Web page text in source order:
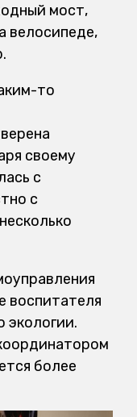
мост,
велосипеде,
то
своему
с
с
воспитателя
экологии.
более